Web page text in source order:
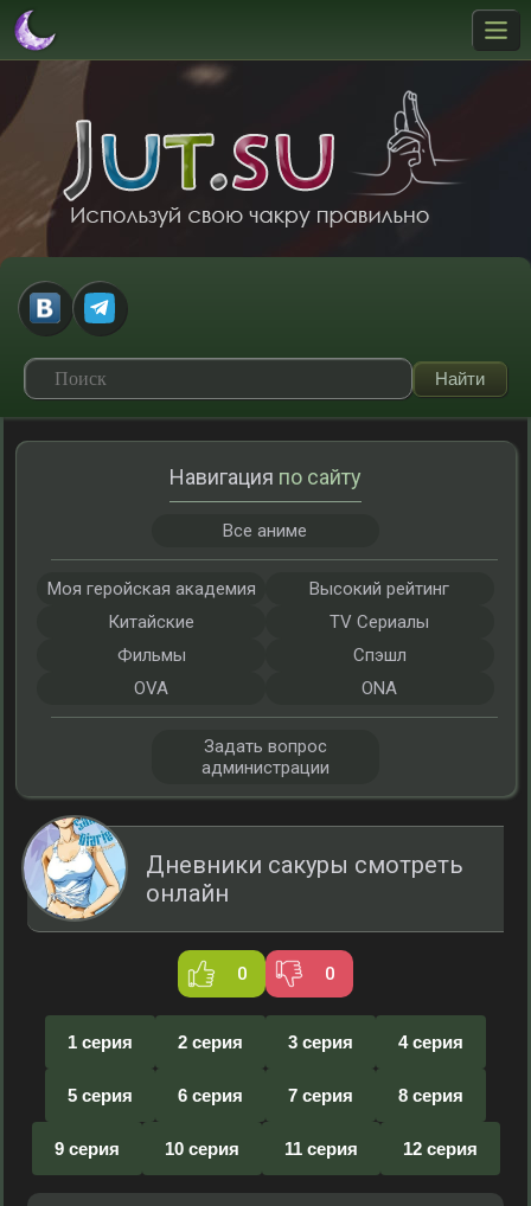
Дневники сакуры смотреть
онлайн
0 0
1 серия 2 серия 3 серия 4 серия
5 серия 6 серия 7 серия 8 серия
9 серия 10 серия 11 серия 12 серия
Навигация по сайту
Все аниме
Моя геройская академия
Высокий рейтинг
Китайские
TV Сериалы
Фильмы
Спэшл
OVA
ONA
Задать вопрос
администрации